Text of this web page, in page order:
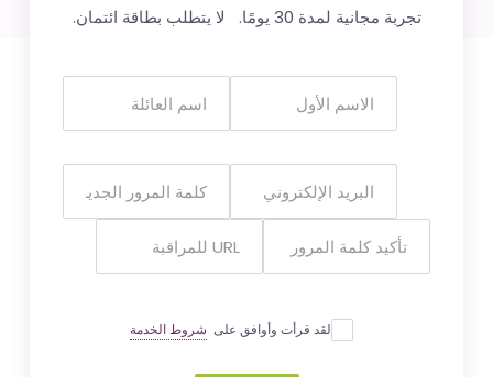
تجربة مجانية لمدة 30 يومًا. لا يتطلب بطاقة ائتمان.
لقد قرأت وأوافق علىشروط الخدمة